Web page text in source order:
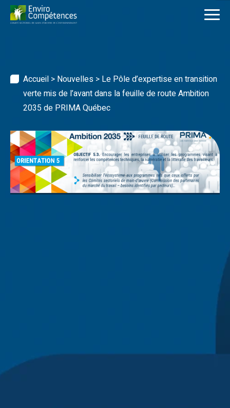
Skip
content
Accueil > Nouvelles > Le Pôle d’expertise en transition
verte mis de l’avant dans la feuille de route Ambition
2035 de PRIMA Québec